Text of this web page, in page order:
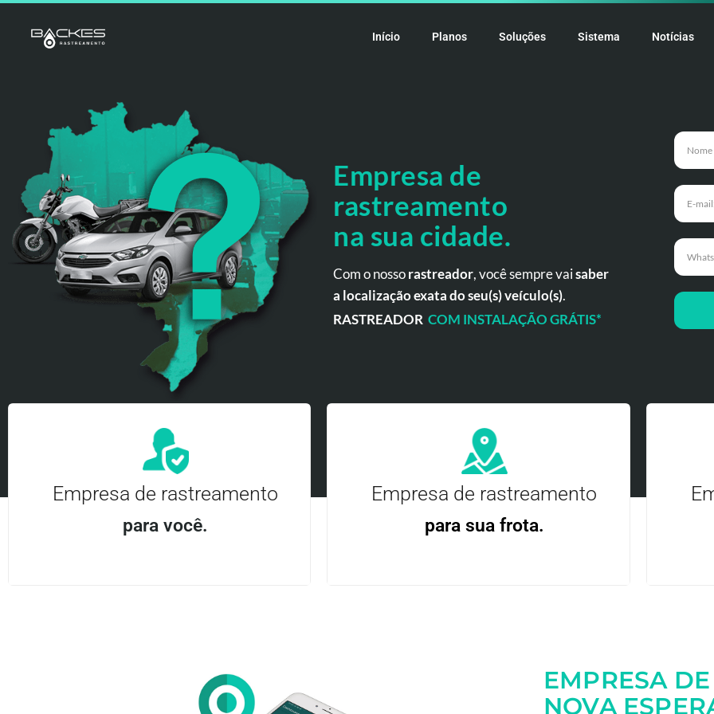
Início Planos Soluções Sistema Notícias
Empresa de
rastreamento
na sua cidade.
Com o nossorastreador, você sempre vaisaber
a localização exata do seu(s) veículo(s).
RASTREADOR COM INSTALAÇÃO GRÁTIS*
Empresa de rastreamento
para você.
Entre em contato
Empresa de rastreamento
para sua frota.
EMPRESA
NOVA